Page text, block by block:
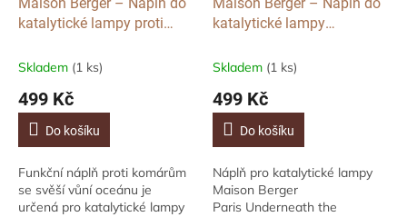
Maison Berger – Náplň do
katalytické lampy proti
500 ml
Skladem (1 ks)
499 Kč
Do košíku
Funkční náplň proti komárům
se svěší vůní oceánu je
určená pro katalytické lampy
Maison Berger – Náplň do
katalytické lampy
500ml
Skladem (1 ks)
499 Kč
Do košíku
Náplň pro katalytické lampy
Maison Berger
Paris Underneath the